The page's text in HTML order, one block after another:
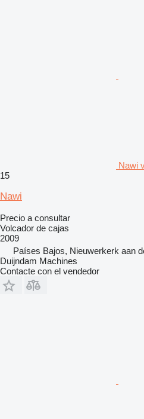
Nawi
15
Nawi
Precio a consultar
Volcador de cajas
2009
Países Bajos, Nieuwerkerk aan
Duijndam Machines
Contacte con el vendedor